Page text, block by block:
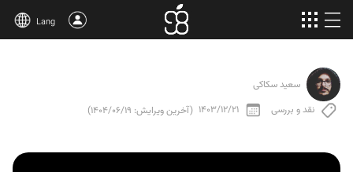
محصولات بیشتر
درباره‌ی ما
Lang
سعید سکاکی
نقد و بررسی
1403/12/21 (آخرین ویرایش: 1404/06/19)